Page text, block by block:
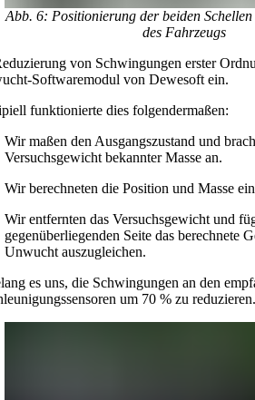
Abb. 6: Positionierung der beiden
des Fahrzeugs
von Schwingungen erster
Softwaremodul von Dewesoft ein.
funktionierte dies folgendermaßen:
Wir maßen den Ausgangszustand und
Versuchsgewicht bekannter Masse an.
Wir berechneten die Position und Masse
Wir entfernten das Versuchsgewicht und
gegenüberliegenden Seite das berechnete
Unwucht auszugleichen.
es uns, die Schwingungen an den
um 70 % zu reduzieren.